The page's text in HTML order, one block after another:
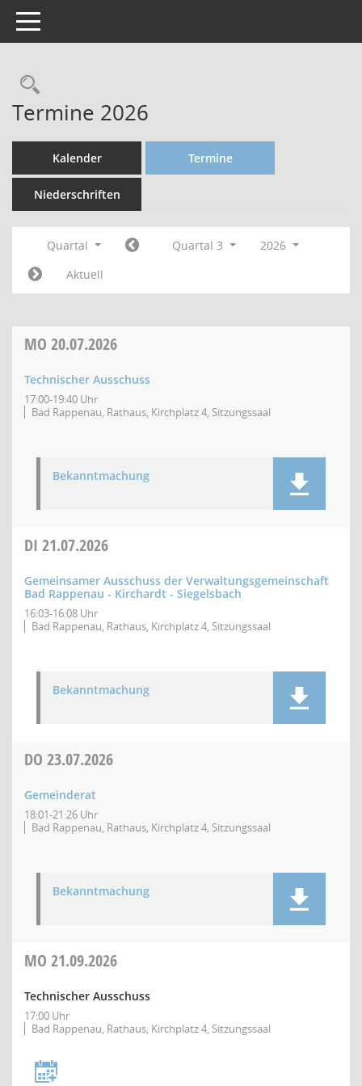
Toggle navigation
Termine 2026
Kalender Termine
Niederschriften
Quartal Quartal 3
2026
Aktuell
MO 20.07.2026
Technischer Ausschuss
17:00-19:40 Uhr
Bad Rappenau, Rathaus, Kirchplatz 4, Sitzungssaal
Bekanntmachung
DI 21.07.2026
Gemeinsamer Ausschuss der Verwaltungsgemeinschaft
Bad Rappenau - Kirchardt - Siegelsbach
16:03-16:08 Uhr
Bad Rappenau, Rathaus, Kirchplatz 4, Sitzungssaal
Bekanntmachung
DO 23.07.2026
Gemeinderat
18:01-21:26 Uhr
Bad Rappenau, Rathaus, Kirchplatz 4, Sitzungssaal
Bekanntmachung
MO 21.09.2026
Technischer Ausschuss
17:00 Uhr
Bad Rappenau, Rathaus, Kirchplatz 4, Sitzungssaal